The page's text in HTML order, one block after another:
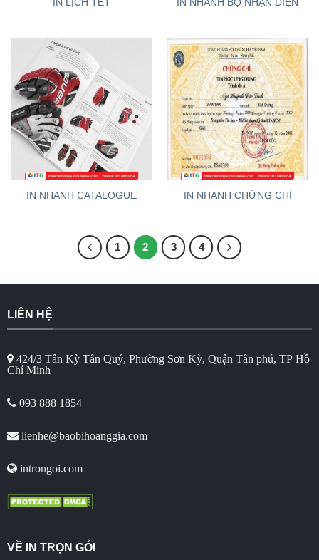
IN LỊCH TẾT IN NHANH BỘ NHẬN DIỆN
IN NHANH CATALOGUE IN NHANH CHỨNG CHỈ
1 2 3 4
LIÊN HỆ
424/3 Tân Kỳ Tân Quý, Phường Sơn Kỳ, Quận Tân phú, TP Hồ
Chí Minh
093 888 1854
lienhe@baobihoanggia.com
introngoi.com
VỀ IN TRỌN GÓI